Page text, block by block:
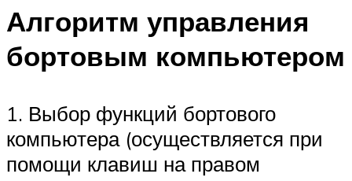
Алгоритм управления
бортовым компьютером
1. Выбор функций бортового
компьютера (осуществляется при
помощи клавиш на правом